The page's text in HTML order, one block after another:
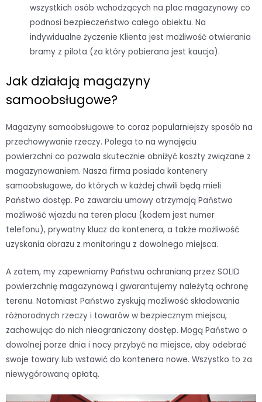
wszystkich osób wchodzących na plac magazynowy co
podnosi bezpieczeństwo całego obiektu. Na
indywidualne życzenie Klienta jest możliwość otwierania
bramy z pilota (za który pobierana jest kaucja).
Jak działają magazyny
samoobsługowe?
Magazyny samoobsługowe to coraz popularniejszy sposób na
przechowywanie rzeczy. Polega to na wynajęciu
powierzchni co pozwala skutecznie obniżyć koszty związane z
magazynowaniem. Nasza firma posiada kontenery
samoobsługowe, do których w każdej chwili będą mieli
Państwo dostęp. Po zawarciu umowy otrzymają Państwo
możliwość wjazdu na teren placu (kodem jest numer
telefonu), prywatny klucz do kontenera, a także możliwość
uzyskania obrazu z monitoringu z dowolnego miejsca.
A zatem, my zapewniamy Państwu ochranianą przez SOLID
powierzchnię magazynową i gwarantujemy należytą ochronę
terenu. Natomiast Państwo zyskują możliwość składowania
różnorodnych rzeczy i towarów w bezpiecznym miejscu,
zachowując do nich nieograniczony dostęp. Mogą Państwo o
dowolnej porze dnia i nocy przybyć na miejsce, aby odebrać
swoje towary lub wstawić do kontenera nowe. Wszystko to za
niewygórowaną opłatą.